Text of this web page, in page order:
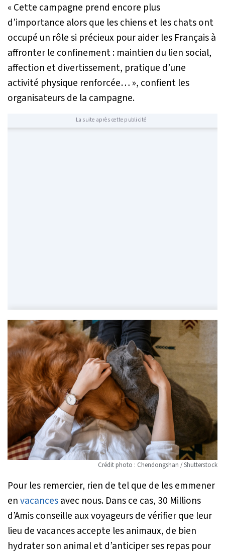
« Cette campagne prend encore plus
d’importance alors que les chiens et les chats ont
occupé un rôle si précieux pour aider les Français à
affronter le confinement : maintien du lien social,
affection et divertissement, pratique d’une
activité physique renforcée… », confient les
organisateurs de la campagne.
La suite après cette publicité
Crédit photo : Chendongshan / Shutterstock
Pour les remercier, rien de tel que de les emmener
envacancesavec nous. Dans ce cas, 30 Millions
d’Amis conseille aux voyageurs de vérifier que leur
lieu de vacances accepte les animaux, de bien
hydrater son animal et d’anticiper ses repas pour